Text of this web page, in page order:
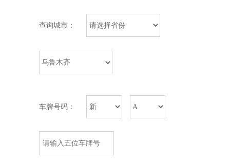
查询城市：
车牌号码：